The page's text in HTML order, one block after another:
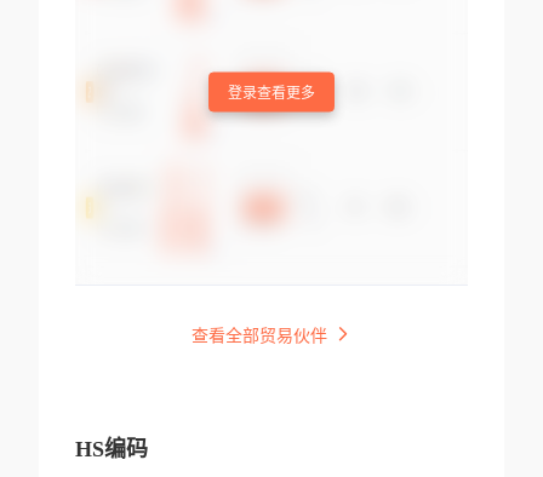
登录查看更多
查看全部贸易伙伴
HS编码